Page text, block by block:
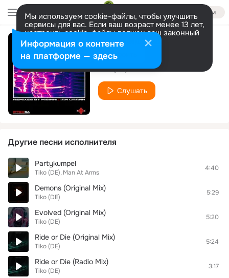
Войти
Мы используем cookie-файлы, чтобы улучшить
сервисы для вас. Если ваш возраст менее 13 лет,
настроить cookie-файлы должен ваш законный
представитель. Больше информации
Разрешить все Настроить
Charger (Original)
Tiko (DE)
Слушать
Другие песни исполнителя
Partykumpel
Tiko (DE) Man At Arms
4:40
Demons (Original Mix)
Tiko (DE)
5:29
Evolved (Original Mix)
Tiko (DE)
5:20
Ride or Die (Original Mix)
Tiko (DE)
5:24
Ride or Die (Radio Mix)
Tiko (DE)
3:17
Информация о контенте
на платформе — здесь